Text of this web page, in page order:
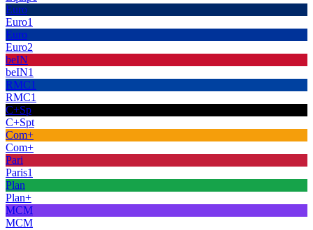
Euro
Euro1
Euro
Euro2
beIN
beIN1
RMC1
RMC1
C+Sp
C+Spt
Com+
Com+
Pari
Paris1
Plan
Plan+
MCM
MCM